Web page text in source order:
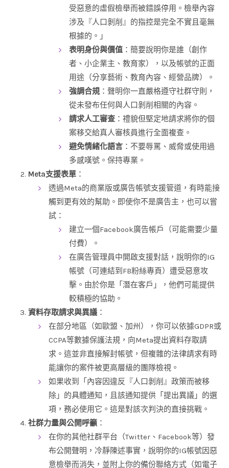
受惡意的虛假檢舉而被錯誤停用。檢舉內容
涉及『人口剝削』的指控是完全不實且毫無
根據的。」
表明身份與價值 ：簡要說明你是誰（創作
者、小企業主、教育家），以及帳號的正面
用途（分享藝術、教育內容、經營品牌）。
強調合規 ：聲明你一直嚴格遵守社群守則，
從未發布任何與人口剝削相關的內容。
請求人工審查 ：禮貌但堅定地請求將你的個
案移交給真人審核員進行全面複查。
避免情緒化語言 ：不要辱罵、威脅或使用過
多感嘆號。保持專業。
Meta支援表單 ：
透過Meta的商業版或廣告帳號支援管道，有時能接
觸到更有效的幫助。即使你不是廣告主，也可以嘗
試：
建立一個Facebook廣告帳戶（可能需要少量
付費）。
在廣告管理員中開啟支援對話，說明你的IG
帳號（可連結到FB粉絲專頁）遭受惡意攻
擊。由於你是「潛在客戶」，他們可能提供
較積極的協助。
資料存取請求與異議 ：
在部分地區（如歐盟、加州），你可以依據GDPR或
CCPA等數據保護法規，向Meta提出資料存取請
求。這並非直接解封帳號，但複雜的法律請求有時
能讓你的案件被更高層級的團隊檢視。
如果收到「內容因違反『人口剝削』政策而被移
除」的具體通知，且該通知提供「提出異議」的選
項，務必使用它。這是對該次判決的直接挑戰。
社群力量與公開呼籲 ：
在你的其他社群平台（Twitter、Facebook等）發
布公開聲明，冷靜陳述事實，說明你的IG帳號因惡
意檢舉而消失，並附上你的備份聯絡方式（如電子